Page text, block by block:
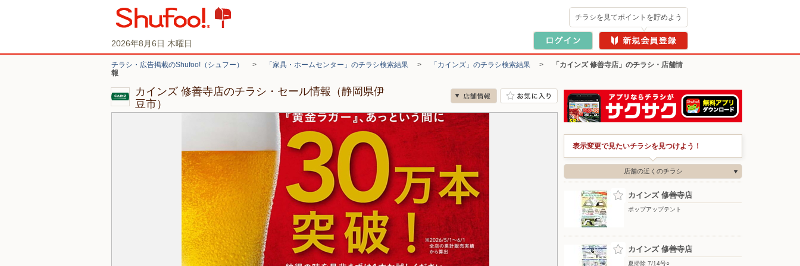
2026年8月6日 木曜日
チラシを見てポイントを貯めよう
チラシ・広告掲載のShufoo!（シュフー） > 「家具・ホームセンター」のチラシ検索結果 > 「カインズ」のチラシ検索結果 >
「カインズ 修善寺店」のチラシ・店舗情
報
カインズ 修善寺店のチラシ・セール情報（静岡県伊
豆市）
表示変更で見たいチラシを見つけよう！
店舗の近くのチラシ
カインズ 修善寺店
ポップアップテント
カインズ 修善寺店
夏掃除 7/14号○